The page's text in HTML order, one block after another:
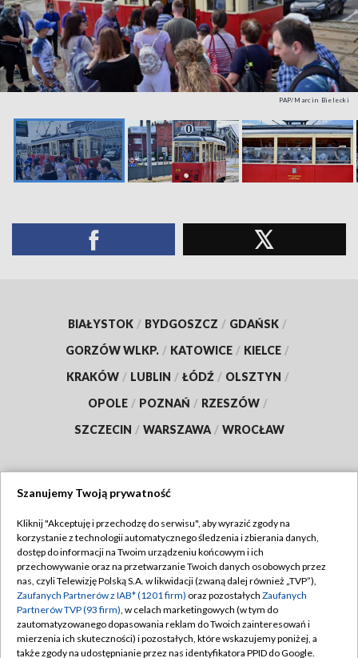
PAP/Marcin Bielecki
BIAŁYSTOK / BYDGOSZCZ / GDAŃSK /
GORZÓW WLKP. / KATOWICE / KIELCE /
KRAKÓW / LUBLIN / ŁÓDŹ / OLSZTYN /
OPOLE / POZNAŃ / RZESZÓW /
SZCZECIN / WARSZAWA / WROCŁAW
TVP
Abonament TVP
Emisja w TVP
Centrum informacji TVP
Naziemna Telewizja Cyfrowa
Regulamin TVP
Polityka prywatności
Moje zgody
Pomoc
Szanujemy Twoją prywatność
Kliknij "Akceptuję i przechodzę do serwisu", aby wyrazić zgody na
korzystanie z technologii automatycznego śledzenia i zbierania danych,
dostęp do informacji na Twoim urządzeniu końcowym i ich
przechowywanie oraz na przetwarzanie Twoich danych osobowych przez
nas, czyli Telewizję Polską S.A. w likwidacji (zwaną dalej również „TVP”),
Zaufanych Partnerów z IAB* (1201 firm) oraz pozostałych Zaufanych
Partnerów TVP (93 firm), w celach marketingowych (w tym do
zautomatyzowanego dopasowania reklam do Twoich zainteresowań i
mierzenia ich skuteczności) i pozostałych, które wskazujemy poniżej, a
także zgody na udostępnianie przez nas identyfikatora PPID do Google.